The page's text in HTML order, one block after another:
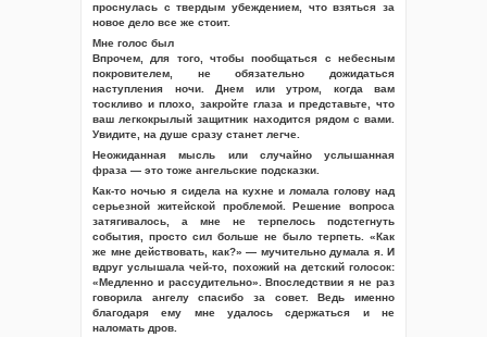
проснулась с твердым убеждением, что взяться за
новое дело все же стоит.
Мне голос был
Впрочем, для того, чтобы пообщаться с небесным
покровителем, не обязательно дожидаться
наступления ночи. Днем или утром, когда вам
тоскливо и плохо, закройте глаза и представьте, что
ваш легкокрылый защитник находится рядом с вами.
Увидите, на душе сразу станет легче.
Неожиданная мысль или случайно услышанная
фраза — это тоже ангельские подсказки.
Как-то ночью я сидела на кухне и ломала голову над
серьезной житейской проблемой. Решение вопроса
затягивалось, а мне не терпелось подстегнуть
события, просто сил больше не было терпеть. «Как
же мне действовать, как?» — мучительно думала я. И
вдруг услышала чей-то, похожий на детский голосок:
«Медленно и рассудительно». Впоследствии я не раз
говорила ангелу спасибо за совет. Ведь именно
благодаря ему мне удалось сдержаться и не
наломать дров.